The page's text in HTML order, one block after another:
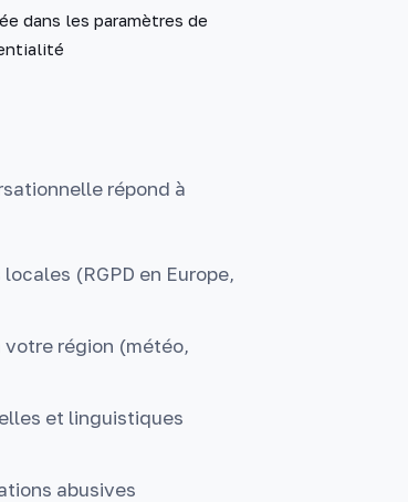
dans les paramètres de
répond à
(RGPD en Europe,
votre région (météo,
et linguistiques
abusives